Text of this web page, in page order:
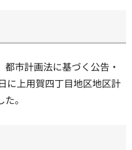
市計画法に基づく公告・
に上用賀四丁目地区地区計
。